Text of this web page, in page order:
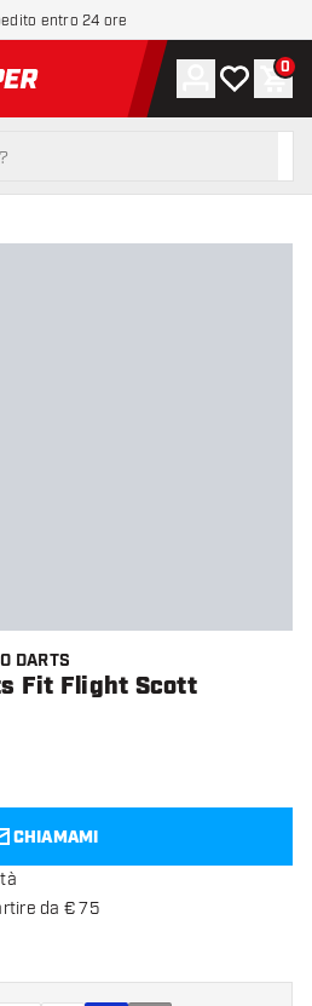
entro 24 ore
home page
Account
La mia0
DARTS
Fit Flight Scott
CHIAMAMI
da € 75